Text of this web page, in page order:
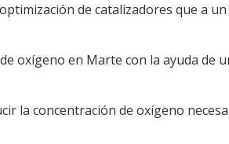
de catalizadores que a
oxígeno en Marte con la ayuda de
la concentración de oxígeno